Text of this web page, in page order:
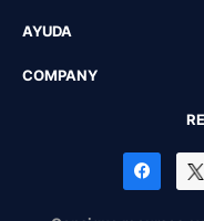
AYUDA
COMPANY